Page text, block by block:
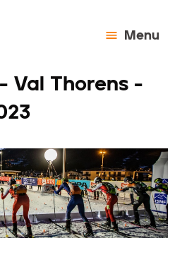
Menu
Val Thorens -